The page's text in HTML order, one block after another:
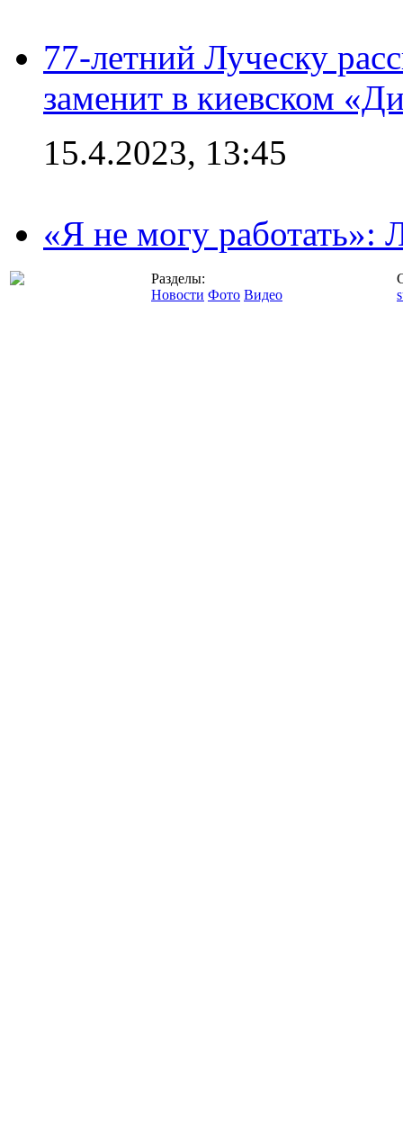
77-летний Луческу
заменит в киевском
15.4.2023, 13:45
«Я не могу работать»:
Разделы:
Новости Фото Видео